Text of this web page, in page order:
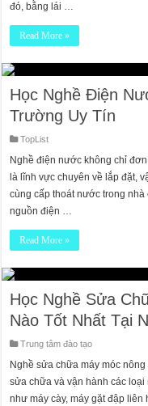
đó, bằng lái …
Read More »
Học Nghề Điện
Trường Uy Tín
TopList
Nghề điện nước không chỉ
là lĩnh vực chuyên về lắp đặt,
cùng cấp thoát nước trong
nguồn điện …
Read More »
Học Nghề Sửa
Nào Tốt Nhất Tại
Trung tâm đào tạo
Nghề sửa chữa máy móc
sửa chữa và vận hành các
như máy cày, máy gặt đập